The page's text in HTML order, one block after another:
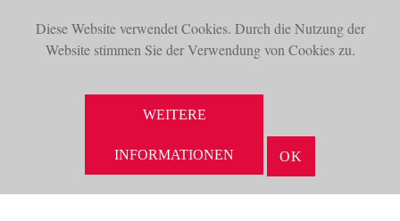
Diese Website verwendet Cookies. Durch die Nutzung der
Website stimmen Sie der Verwendung von Cookies zu.
WEITERE
INFORMATIONEN OK